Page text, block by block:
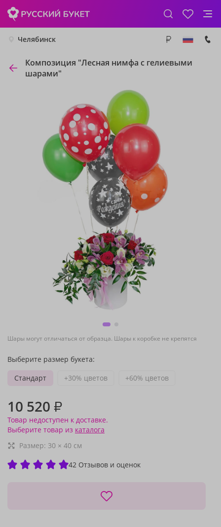
Челябинск
Композиция "Лесная нимфа с гелиевыми
шарами"
Шары могут отличаться от образца. Шары к коробке не крепятся
Выберите размер букета:
Стандарт
+30% цветов +60% цветов
10 520 ₽
Товар недоступен к доставке.
Выберите товар из каталога
Размер: 30 × 40 см
42 Отзывов и оценок